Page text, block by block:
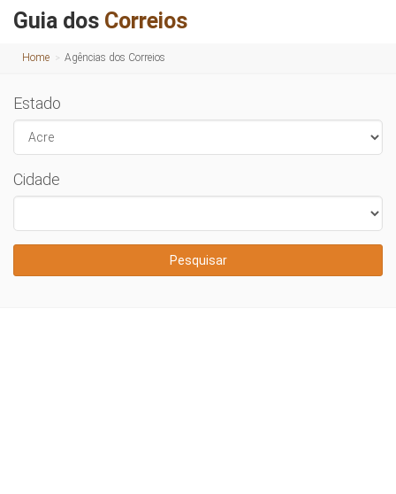
Guia dos Correios
Home Agências dos Correios
Estado
Cidade
Pesquisar